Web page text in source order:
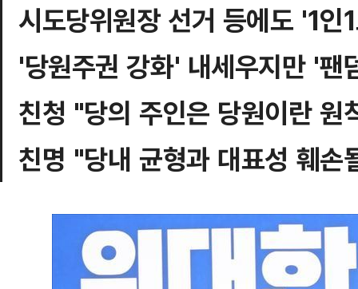
시도당위원장 선거 등에도 '1인
'당원주권 강화' 내세우지만 '팬
친청 "당의 주인은 당원이란 원
친명 "당내 균형과 대표성 훼손